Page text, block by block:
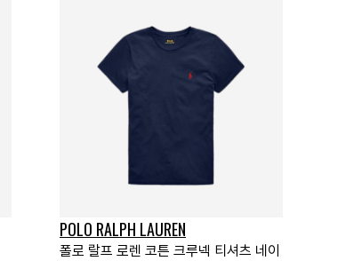
POLO RALPH LAUREN
폴로 랄프 로렌 코튼 크루넥 티셔츠 네이